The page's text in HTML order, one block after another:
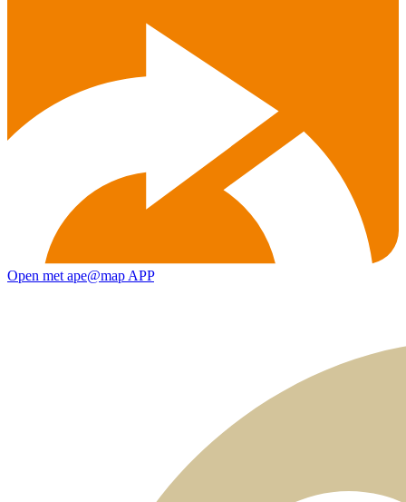
Open met ape@map APP